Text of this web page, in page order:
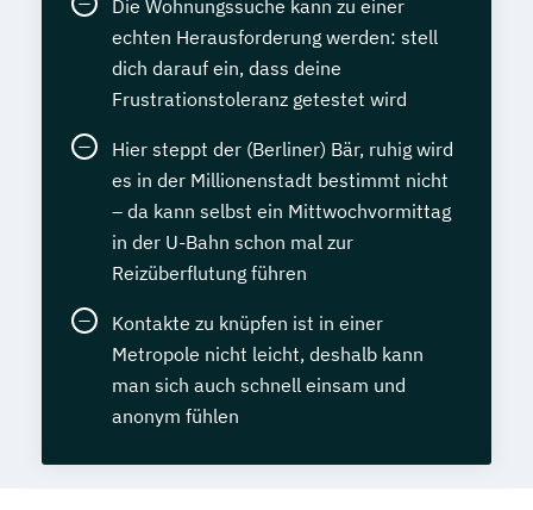
Die Wohnungssuche kann zu einer
echten Herausforderung werden: stell
dich darauf ein, dass deine
Frustrationstoleranz getestet wird
Hier steppt der (Berliner) Bär, ruhig wird
es in der Millionenstadt bestimmt nicht
– da kann selbst ein Mittwochvormittag
in der U-Bahn schon mal zur
Reizüberflutung führen
Kontakte zu knüpfen ist in einer
Metropole nicht leicht, deshalb kann
man sich auch schnell einsam und
anonym fühlen